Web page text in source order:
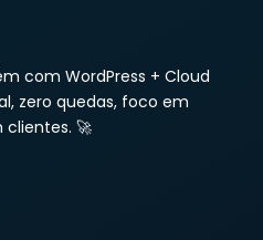
com WordPress + Cloud
zero quedas, foco em
🚀